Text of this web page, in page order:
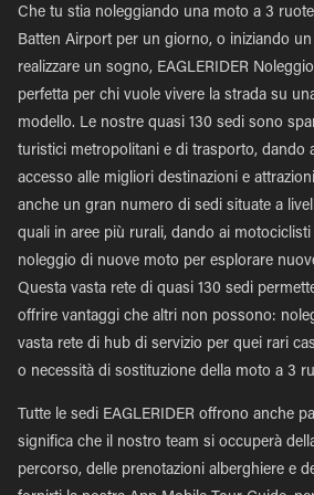
Che tu stia noleggiando una moto a 3
Batten Airport per un giorno, o iniziando
realizzare un sogno, EAGLERIDER
perfetta per chi vuole vivere la strada su
modello. Le nostre quasi 130 sedi sono
turistici metropolitani e di trasporto, dando
accesso alle migliori destinazioni e
anche un gran numero di sedi situate a
quali in aree più rurali, dando ai
noleggio di nuove moto per esplorare
Questa vasta rete di quasi 130 sedi
offrire vantaggi che altri non possono:
vasta rete di hub di servizio per quei rari
o necessità di sostituzione della moto a 3
Tutte le sedi EAGLERIDER offrono anche
significa che il nostro team si occuperà
percorso, delle prenotazioni alberghiere e